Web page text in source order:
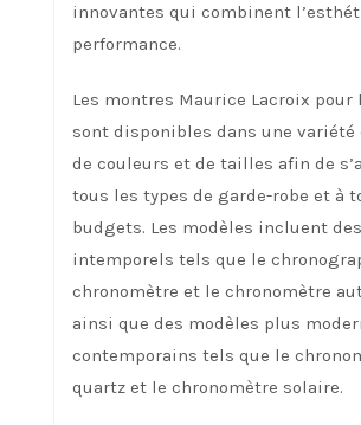
innovantes qui combinent
performance.
Les montres Maurice Lacroix pour
sont disponibles dans une variété
de couleurs et de tailles afin de
tous les types de garde-robe et à
budgets. Les modèles incluent
intemporels tels que le
chronomètre et le chronomètre
ainsi que des modèles plus
contemporains tels que le
quartz et le chronomètre solaire.